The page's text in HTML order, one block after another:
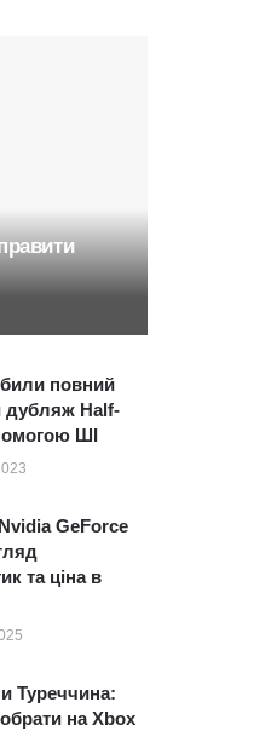
повний
дубляж Half-
ШІ
GeForce
та ціна в
Туреччина:
на Xbox